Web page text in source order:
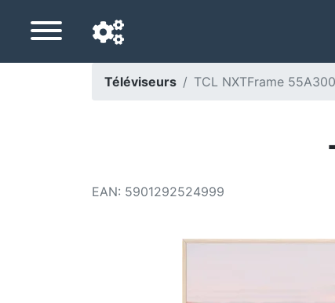
Téléviseurs TCL NXTFrame
EAN: 5901292524999